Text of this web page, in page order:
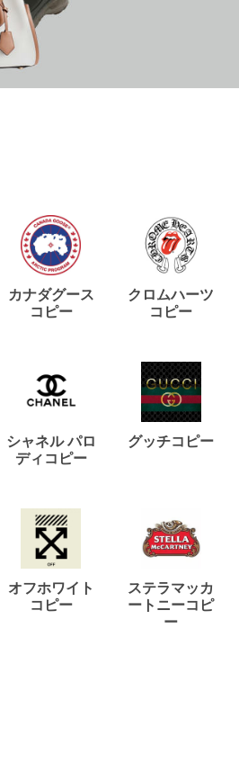
カナダグース
コピー
クロムハーツ
コピー
シャネル パロ
ディコピー
グッチコピー
オフホワイト
コピー
ステラマッカ
ートニーコピ
ー